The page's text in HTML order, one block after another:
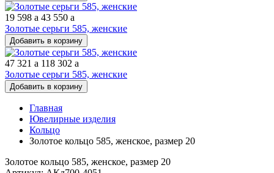
19 598 a 43 550 a
Золотые серьги 585, женские
Добавить в корзину
47 321 a 118 302 a
Золотые серьги 585, женские
Добавить в корзину
Главная
Ювелирные изделия
Кольцо
Золотое кольцо 585, женское, размер 20
Золотое кольцо 585, женское, размер 20